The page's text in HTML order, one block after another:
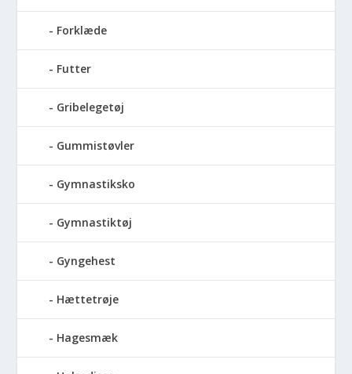
Forklæde
Futter
Gribelegetøj
Gummistøvler
Gymnastiksko
Gymnastiktøj
Gyngehest
Hættetrøje
Hagesmæk